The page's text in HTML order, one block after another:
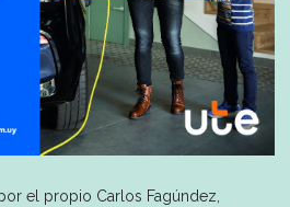
el propio Carlos Fagúndez,